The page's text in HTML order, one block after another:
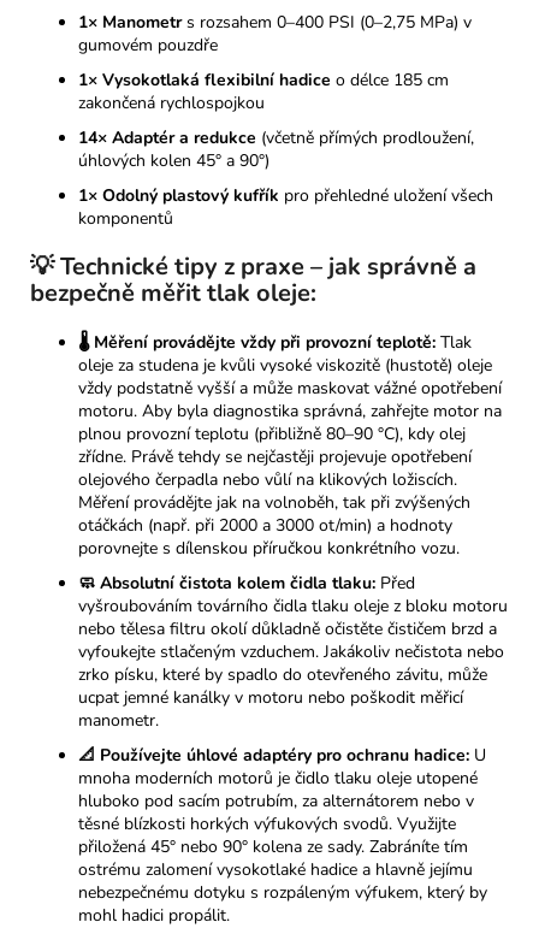
1× Manometrs rozsahem 0–400 PSI (0–2,75 MPa) v
gumovém pouzdře
1× Vysokotlaká flexibilní hadice o délce 185 cm
zakončená rychlospojkou
14× Adaptér a redukce (včetně přímých prodloužení,
úhlových kolen 45° a 90°)
1× Odolný plastový kufřík pro přehledné uložení všech
komponentů
💡Technické tipy z praxe – jak správně a
bezpečně měřit tlak oleje:
🌡️ Měření provádějte vždy při provozní teplotě: Tlak
oleje za studena je kvůli vysoké viskozitě (hustotě) oleje
vždy podstatně vyšší a může maskovat vážné opotřebení
motoru. Aby byla diagnostika správná, zahřejte motor na
plnou provozní teplotu (přibližně 80–90 °C), kdy olej
zřídne. Právě tehdy se nejčastěji projevuje opotřebení
olejového čerpadla nebo vůlí na klikových ložiscích.
Měření provádějte jak na volnoběh, tak při zvýšených
otáčkách (např. při 2000 a 3000 ot/min) a hodnoty
porovnejte s dílenskou příručkou konkrétního vozu.
🧼 Absolutní čistota kolem čidla tlaku: Před
vyšroubováním továrního čidla tlaku oleje z bloku motoru
nebo tělesa filtru okolí důkladně očistěte čističem brzd a
vyfoukejte stlačeným vzduchem. Jakákoliv nečistota nebo
zrko písku, které by spadlo do otevřeného závitu, může
ucpat jemné kanálky v motoru nebo poškodit měřicí
manometr.
📐 Používejte úhlové adaptéry pro ochranu hadice: U
mnoha moderních motorů je čidlo tlaku oleje utopené
hluboko pod sacím potrubím, za alternátorem nebo v
těsné blízkosti horkých výfukových svodů. Využijte
přiložená 45° nebo 90° kolena ze sady. Zabráníte tím
ostrému zalomení vysokotlaké hadice a hlavně jejímu
nebezpečnému dotyku s rozpáleným výfukem, který by
mohl hadici propálit.